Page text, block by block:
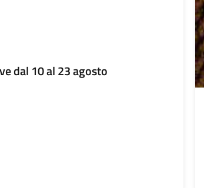
dal 10 al 23 agosto